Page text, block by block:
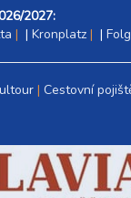
2027:
| Kronplatz |
Cestovní